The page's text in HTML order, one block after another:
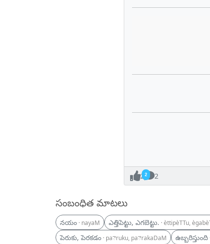
2 2
సంబంధిత మాటలు
నయం · nayaM ఎత్తిపెట్టు, ఎగబెట్టు. · èttipèTTu,
పెరుకు, పెరకడం · paెruku, paెrakaDaM ఉబ్బరిస్తుంది